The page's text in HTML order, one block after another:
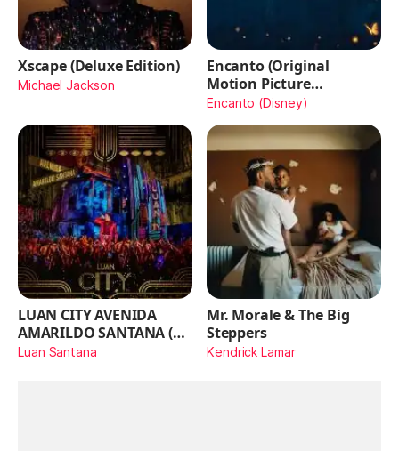
Xscape (Deluxe Edition)
Michael Jackson
Encanto (Original
Motion Picture
Soundtrack)
Encanto (Disney)
LUAN CITY AVENIDA
AMARILDO SANTANA (Ao
Vivo)
Luan Santana
Mr. Morale & The Big
Steppers
Kendrick Lamar